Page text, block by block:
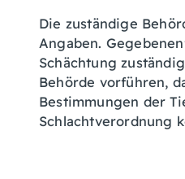
Die zuständige
Angaben.
Schächtung
Behörde vorführen,
Bestimmungen der
Schlachtverordnung